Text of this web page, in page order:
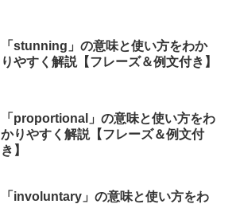
「stunning」の意味と使い方をわか
りやすく解説【フレーズ＆例文付き】
「proportional」の意味と使い方をわ
かりやすく解説【フレーズ＆例文付
き】
「involuntary」の意味と使い方をわ